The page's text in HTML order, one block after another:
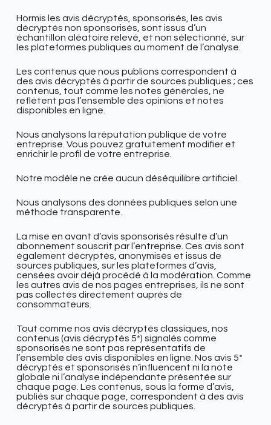
Hormis les avis décryptés, sponsorisés, les avis
décryptés non sponsorisés, sont issus d’un
échantillon aléatoire relevé, et non sélectionné, sur
les plateformes publiques au moment de l’analyse.
Les contenus que nous publions correspondent à
des avis décryptés à partir de sources publiques ; ces
contenus, tout comme les notes générales, ne
reflètent pas l’ensemble des opinions et notes
disponibles en ligne.
Nous analysons la réputation publique de votre
entreprise. Vous pouvez gratuitement modifier et
enrichir le profil de votre entreprise.
Notre modèle ne crée aucun déséquilibre artificiel.
Nous analysons des données publiques selon une
méthode transparente.
La mise en avant d’avis sponsorisés résulte d’un
abonnement souscrit par l’entreprise. Ces avis sont
également décryptés, anonymisés et issus de
sources publiques, sur les plateformes d’avis,
censées avoir déjà procédé à la modération. Comme
les autres avis de nos pages entreprises, ils ne sont
pas collectés directement auprès de
consommateurs.
Tout comme nos avis décryptés classiques, nos
contenus (avis décryptés 5*) signalés comme
sponsorisés ne sont pas représentatifs de
l’ensemble des avis disponibles en ligne. Nos avis 5*
décryptés et sponsorisés n’influencent ni la note
globale ni l’analyse indépendante présentée sur
chaque page. Les contenus, sous la forme d’avis,
publiés sur chaque page, correspondent à des avis
décryptés à partir de sources publiques.